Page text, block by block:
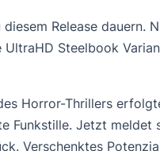
Release dauern.
Steelbook
Horror-Thrillers
Funkstille. Jetzt
Verschenktes